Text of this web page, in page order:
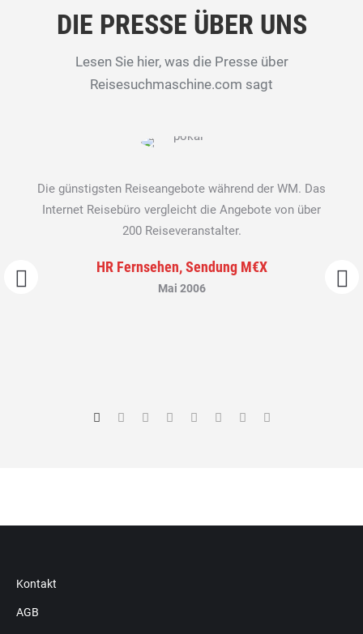
DIE PRESSE ÜBER UNS
Lesen Sie hier, was die Presse über
Reisesuchmaschine.com sagt
Die günstigsten Reiseangebote während der WM. Das
Internet Reisebüro vergleicht die Angebote von über
200 Reiseveranstalter.
HR Fernsehen, Sendung M€X
Mai 2006
Kontakt
AGB